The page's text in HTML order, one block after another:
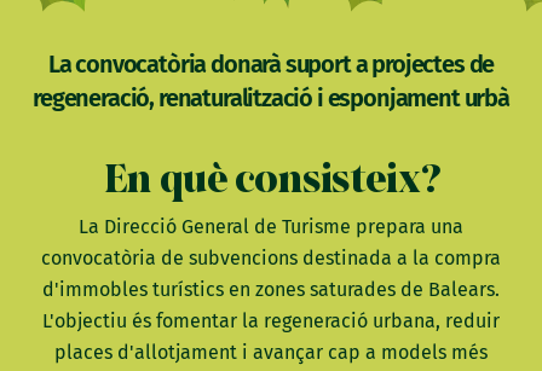
La convocatòria donarà suport a projectes de
regeneració, renaturalització i esponjament urbà
En què consisteix?
La Direcció General de Turisme prepara una
convocatòria de subvencions destinada a la compra
d'immobles turístics en zones saturades de Balears.
L'objectiu és fomentar la regeneració urbana, reduir
places d'allotjament i avançar cap a models més